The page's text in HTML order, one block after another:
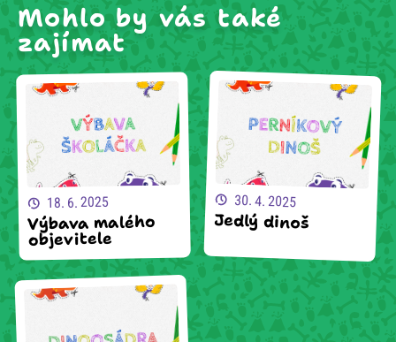
Mohlo by vás také
zajímat
18. 6. 2025
Výbava malého
objevitele
30. 4. 2025
Jedlý dinoš